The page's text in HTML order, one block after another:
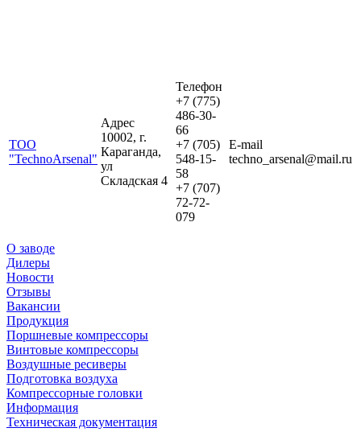
ТОО
"TechnoArsenal"
Адрес
10002, г.
Караганда,
ул
Складская 4
Телефон
+7 (775)
486-30-
66
+7 (705)
548-15-
58
+7 (707)
72-72-
079
E-mail
techno_arsenal@mail.ru
О заводе
Дилеры
Новости
Отзывы
Вакансии
Продукция
Поршневые компрессоры
Винтовые компрессоры
Воздушные ресиверы
Подготовка воздуха
Компрессорные головки
Информация
Техническая документация